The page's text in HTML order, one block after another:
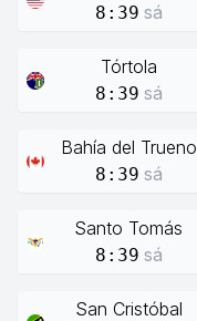
8:39 sá
Tórtola
8:39 sá
Bahía del Trueno
8:39 sá
Santo Tomás
8:39 sá
San Cristóbal